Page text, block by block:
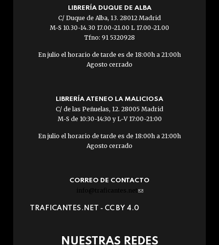
LIBRERÍA DUQUE DE ALBA
C/ Duque de Alba, 13. 28012 Madrid
M-S 10.30-14.30 17.00-21.00 L 17.00-21.00
Tfno: 91 5320928
En julio el horario de tarde es de 18:00h a 21:00h
Agosto cerrado
LIBRERÍA ATENEO LA MALICIOSA
C/ de las Peñuelas, 12. 28005 Madrid
M-S de 10:30-14:30 y L-V 17:00-21:00
En julio el horario de tarde es de 18:00h a 21:00h
Agosto cerrado
CORREO DE CONTACTO
info@traficantes.net (link
e-
TRAFICANTES.NET - CC BY 4.0
NUESTRAS REDES